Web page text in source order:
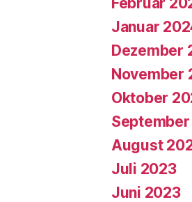
Januar
Dezember
November
Oktober
August
Juli 2023
Juni 2023